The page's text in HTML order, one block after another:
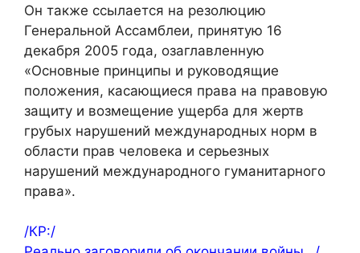
Он также ссылается на резолюцию
Генеральной Ассамблеи, принятую 16
декабря 2005 года, озаглавленную
«Основные принципы и руководящие
положения, касающиеся права на правовую
защиту и возмещение ущерба для жертв
грубых нарушений международных норм в
области прав человека и серьезных
нарушений международного гуманитарного
права».
/КР:/